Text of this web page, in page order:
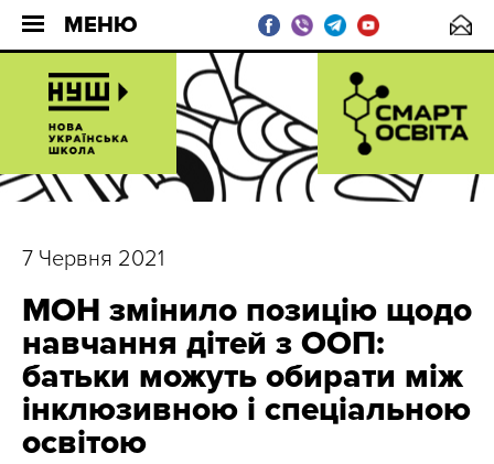
МЕНЮ
7 Червня 2021
МОН змінило позицію щодо
навчання дітей з ООП:
батьки можуть обирати між
інклюзивною і спеціальною
освітою